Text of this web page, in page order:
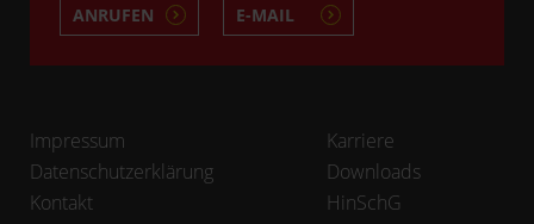
ANRUFEN E-MAIL
Impressum
Datenschutzerklärung
Kontakt
Karriere
Downloads
HinSchG